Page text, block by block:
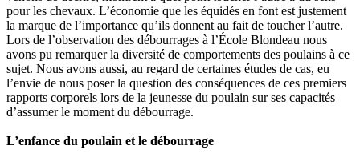
pour les chevaux. L’économie que les équidés en font est justement
la marque de l’importance qu’ils donnent au fait de toucher l’autre.
Lors de l’observation des débourrages à l’École Blondeau nous
avons pu remarquer la diversité de comportements des poulains à ce
sujet. Nous avons aussi, au regard de certaines études de cas, eu
l’envie de nous poser la question des conséquences de ces premiers
rapports corporels lors de la jeunesse du poulain sur ses capacités
d’assumer le moment du débourrage.
L’enfance du poulain et le débourrage